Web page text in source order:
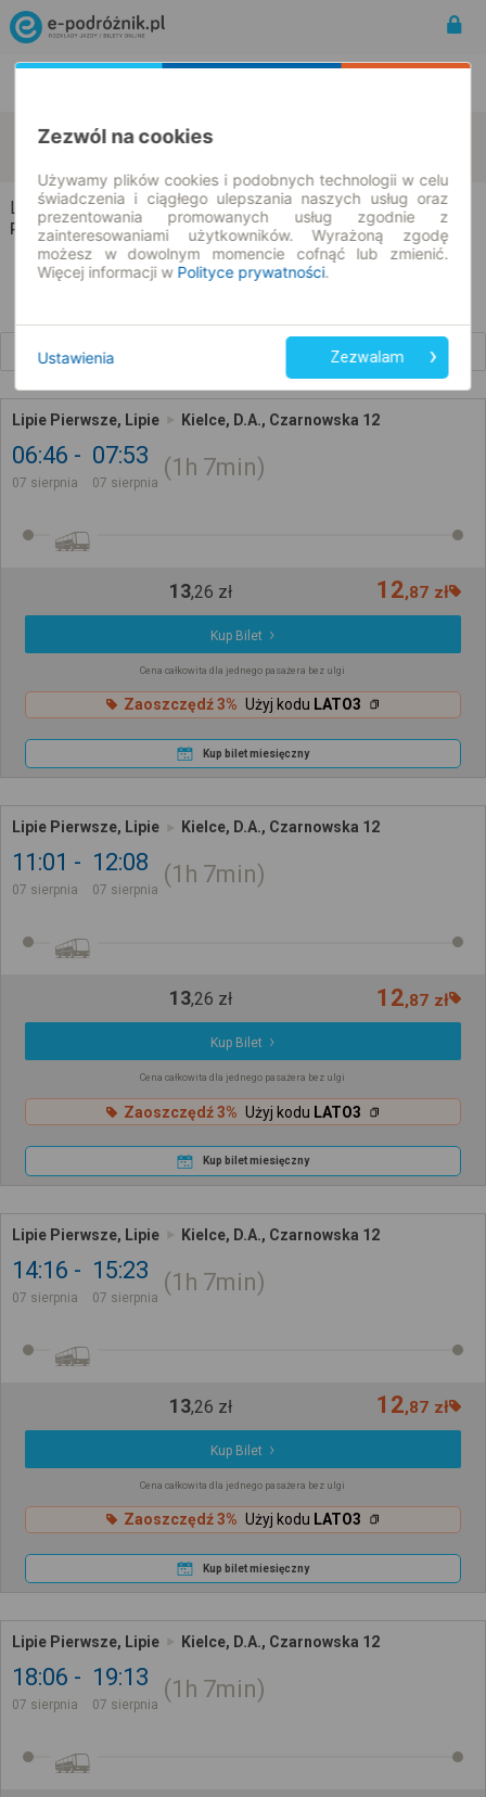
Lipie Pierwsze Kielce
Lipie Pierwsze → Kielce
Rozkład jazdy i bilety
Lipie Pierwsze, Lipie Kielce, D.A., Czarnowska 12
06:46
07 sierpnia
07:53
07 sierpnia
1h 7min
13,26 zł 12,87 zł
Kup Bilet
Cena całkowita dla jednego pasażera bez ulgi
Zaoszczędź 3% Użyj kodu LATO3
Kup bilet miesięczny
Lipie Pierwsze, Lipie Kielce, D.A., Czarnowska 12
11:01
07 sierpnia
12:08
07 sierpnia
1h 7min
13,26 zł 12,87 zł
Kup Bilet
Cena całkowita dla jednego pasażera bez ulgi
Zaoszczędź 3% Użyj kodu LATO3
Kup bilet miesięczny
Lipie Pierwsze, Lipie Kielce, D.A., Czarnowska 12
14:16
07 sierpnia
15:23
07 sierpnia
1h 7min
13,26 zł 12,87 zł
Kup Bilet
Cena całkowita dla jednego pasażera bez ulgi
Zaoszczędź 3% Użyj kodu LATO3
Kup bilet miesięczny
Lipie Pierwsze, Lipie Kielce, D.A., Czarnowska 12
18:06
07 sierpnia
19:13
07 sierpnia
1h 7min
Zezwól na cookies
Używamy plików cookies i podobnych technologii w celu
świadczenia i ciągłego ulepszania naszych usług oraz
prezentowania promowanych usług zgodnie z
zainteresowaniami użytkowników. Wyrażoną zgodę
możesz w dowolnym momencie cofnąć lub zmienić.
Więcej informacji w Polityce prywatności.
Ustawienia Zezwalam